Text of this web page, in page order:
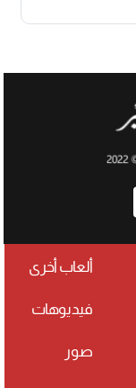
ألعاب أخرى
فيديوهات
صور